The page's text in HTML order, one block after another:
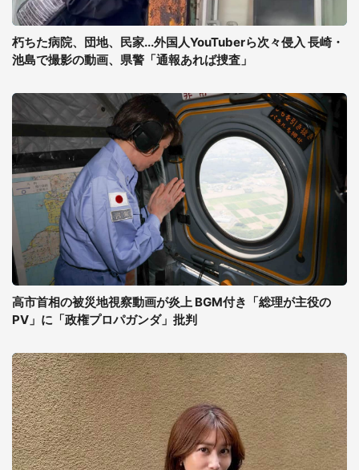
朽ちた病院、団地、民家...外国人YouTuberら次々侵入 長崎・
池島で撮影の動画、県警「通報あれば捜査」
高市首相の被災地視察動画が炎上 BGM付き「総理が主役の
PV」に「政権プロパガンダ」批判